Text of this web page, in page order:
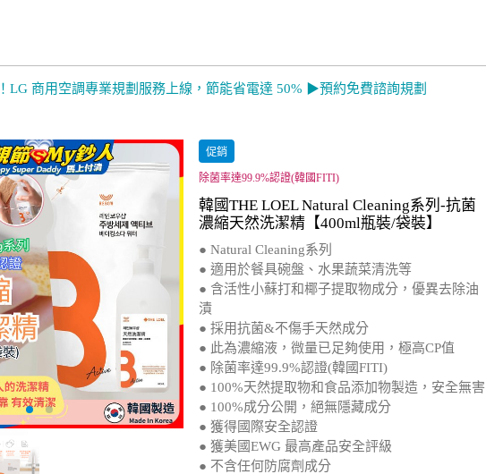
LG 商用空調專業規劃服務上線，節能省電達 50% ▶預約免費諮詢規劃
促銷
除菌率達99.9%認證(韓國FITI)
韓國THE LOEL Natural Cleaning系列-抗菌
濃縮天然洗潔精【400ml瓶裝/袋裝】
● Natural Cleaning系列
● 適用於餐具碗盤、水果蔬菜清洗等
● 含活性小蘇打和椰子提取物成分，優異去除油
漬
● 採用抗菌&不傷手天然成分
● 此為濃縮液，微量已足夠使用，極高CP值
● 除菌率達99.9%認證(韓國FITI)
● 100%天然提取物和食品添加物製造，安全無害
● 100%成分公開，絕無隱藏成分
● 獲得國際安全認證
● 獲美國EWG 最高產品安全評級
● 不含任何防腐劑成分